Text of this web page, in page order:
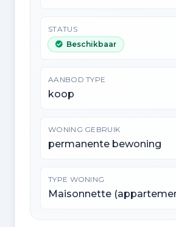
STATUS
Beschikbaar
AANBOD TYPE
koop
WONING GEBRUIK
permanente bewoning
TYPE WONING
Maisonnette